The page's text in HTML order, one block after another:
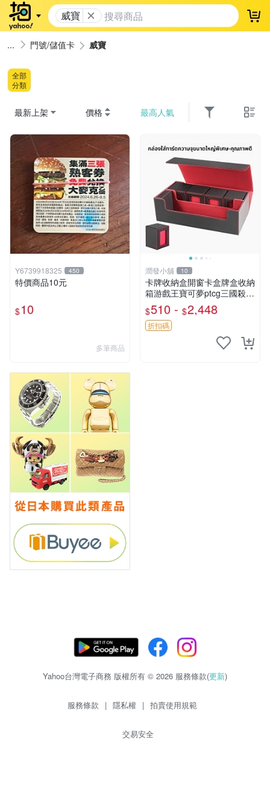
威寶 登
門號/儲值卡 威寶
全部
分類
最新上架 價格 最高人氣
Y6739918325 450
特價商品10元
$10
多筆商品
潤發小舖 10
卡牌收納盒開窗卡盒牌盒收納
箱游戲王寶可夢ptcg三國殺海
賊王dtcg
$510 - $2,448
折扣碼
Yahoo台灣電子商務 版權所有 © 2026 服務條款(更新)
服務條款 | 隱私權 | 拍賣使用規範
交易安全